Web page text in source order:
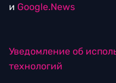
и Google.News
Уведомление об
технологий